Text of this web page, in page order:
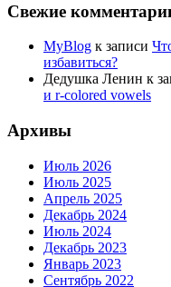
Свежие
MyBlog к записи
избавиться?
Дедушка Ленин к
и r-colored vowels
Архивы
Июль 2026
Июль 2025
Апрель 2025
Декабрь 2024
Июль 2024
Декабрь 2023
Январь 2023
Сентябрь 2022